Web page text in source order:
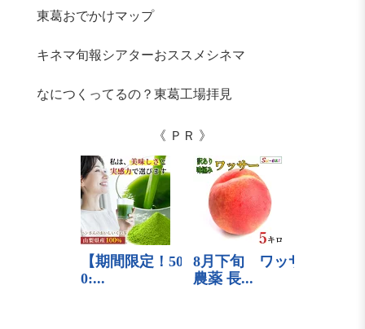
東葛おでかけマップ
キネマ旬報シアターおススメシネマ
なにつくってるの？東葛工場拝見
《 ＰＲ 》